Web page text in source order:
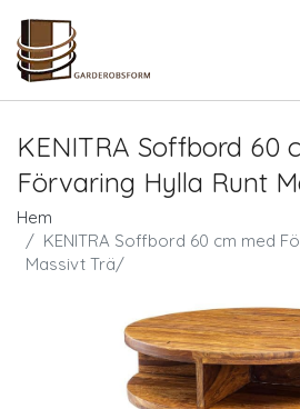
KENITRA Soffbord 60
Förvaring Hylla Runt
Hem
KENITRA Soffbord 60 cm med
Massivt Trä/